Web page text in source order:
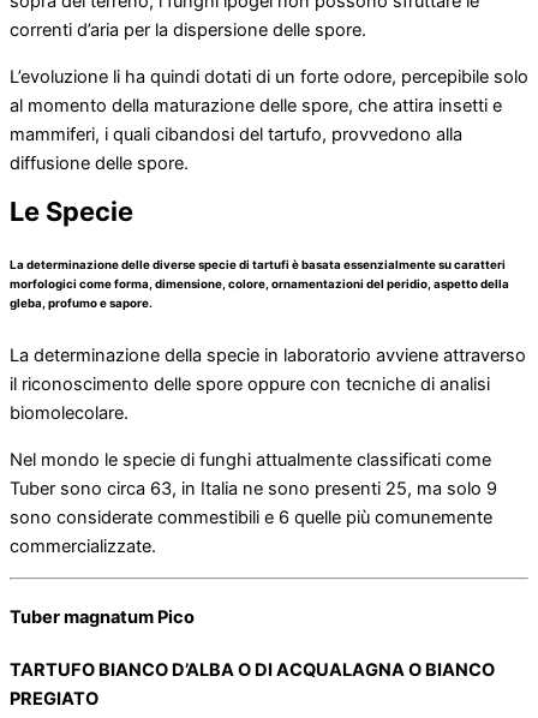
correnti d’aria per la dispersione delle spore.
L’evoluzione li ha quindi dotati di un forte odore, percepibile solo
al momento della maturazione delle spore, che attira insetti e
mammiferi, i quali cibandosi del tartufo, provvedono alla
diffusione delle spore.
Le Specie
La determinazione delle diverse specie di tartufi è basata essenzialmente su caratteri
morfologici come forma, dimensione, colore, ornamentazioni del peridio, aspetto della
gleba, profumo e sapore.
La determinazione della specie in laboratorio avviene attraverso
il riconoscimento delle spore oppure con tecniche di analisi
biomolecolare.
Nel mondo le specie di funghi attualmente classificati come
Tuber sono circa 63, in Italia ne sono presenti 25, ma solo 9
sono considerate commestibili e 6 quelle più comunemente
commercializzate.
Tuber magnatum Pico
TARTUFO BIANCO D’ALBA O DI ACQUALAGNA O BIANCO
PREGIATO